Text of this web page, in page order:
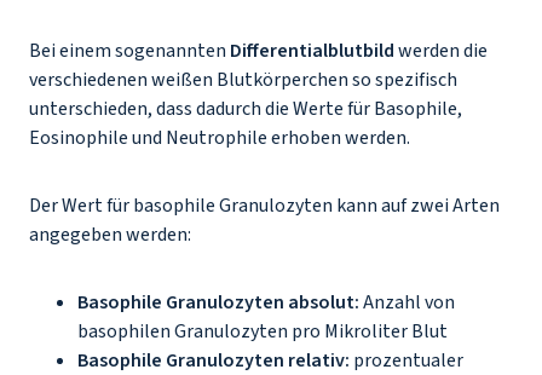
Bei einem sogenannten Differentialblutbildwerden die
verschiedenen weißen Blutkörperchen so spezifisch
unterschieden, dass dadurch die Werte für Basophile,
Eosinophile und Neutrophile erhoben werden.
Der Wert für basophile Granulozyten kann auf zwei Arten
angegeben werden:
Basophile Granulozyten absolut:Anzahl von
basophilen Granulozyten pro Mikroliter Blut
Basophile Granulozyten relativ: prozentualer